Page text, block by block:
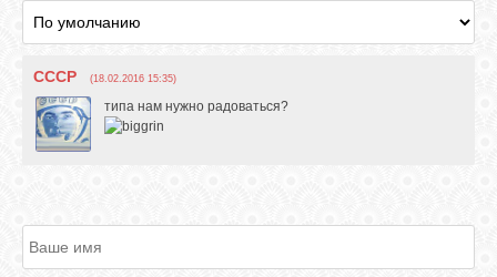
СССР (18.02.2016 15:35)
типа нам нужно радоваться?